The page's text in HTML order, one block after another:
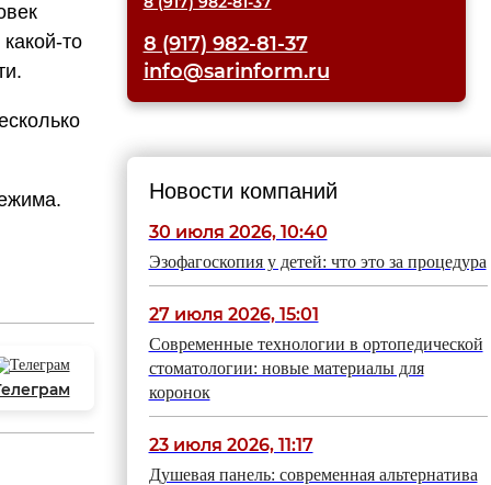
то
8 (917) 982-81-37
info@sarinform.ru
Новости компаний
30 июля 2026, 10:40
Эзофагоскопия у детей: что это за процедура
27 июля 2026, 15:01
Современные технологии в ортопедической
стоматологии: новые материалы для
коронок
23 июля 2026, 11:17
Душевая панель: современная альтернатива